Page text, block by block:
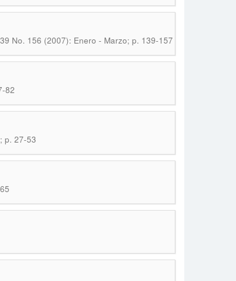
No. 156 (2007): Enero - Marzo; p. 139-157
82
p. 27-53